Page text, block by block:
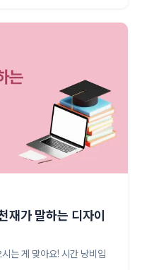
재가 말하는 디자이
는 게 맞아요! 시간 낭비입